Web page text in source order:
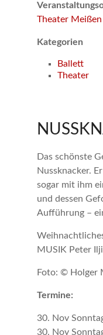
Theater Meißen
Kategorien
Ballett
Theater
Das schönste
Nussknacker.
sogar mit ihm
und dessen
Aufführung –
MUSIK Peter
Foto: © Holger
Termine:
30. Nov
30. Nov